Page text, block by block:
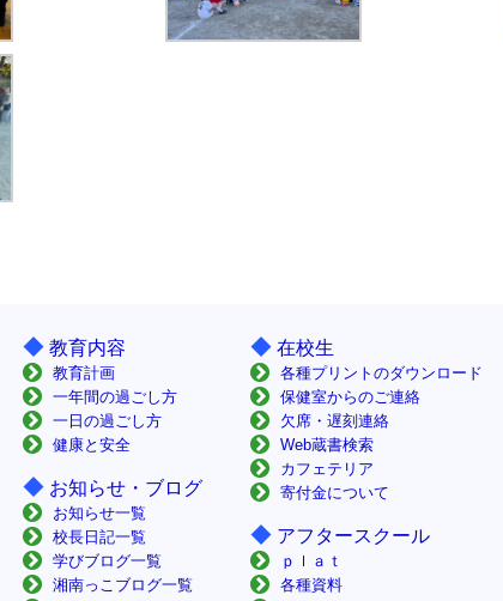
◆ 教育内容
教育計画
一年間の過ごし方
一日の過ごし方
健康と安全
◆ お知らせ・ブログ
お知らせ一覧
校長日記一覧
学びブログ一覧
湘南っこブログ一覧
◆ 在校生
各種プリントのダウンロード
保健室からのご連絡
欠席・遅刻連絡
Web蔵書検索
カフェテリア
寄付金について
◆ アフタースクール
ｐｌａｔ
各種資料